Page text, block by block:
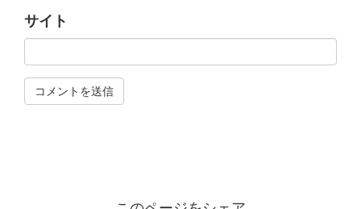
サイト